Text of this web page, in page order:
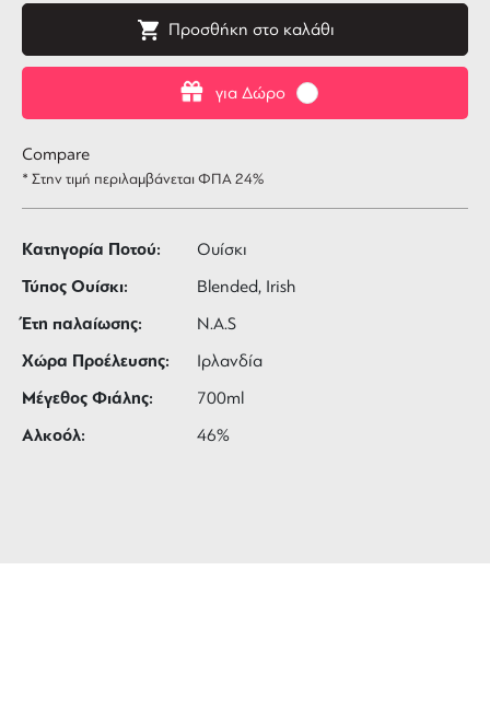
για Δώρο
Προσθήκη στο καλάθι
Compare
* Στην τιμή περιλαμβάνεται ΦΠΑ 24%
Κατηγορία Ποτού: Ουίσκι
Τύπος Ουίσκι: Blended, Irish
Έτη παλαίωσης: N.A.S
Χώρα Προέλευσης: Ιρλανδία
Μέγεθος Φιάλης: 700ml
Αλκοόλ: 46%